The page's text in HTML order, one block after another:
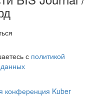
с политикой
конференция Kuber